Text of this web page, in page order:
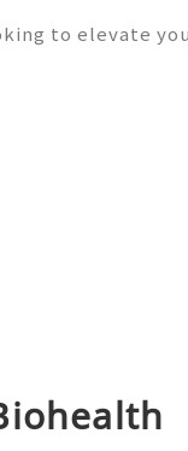
to elevate
solution you